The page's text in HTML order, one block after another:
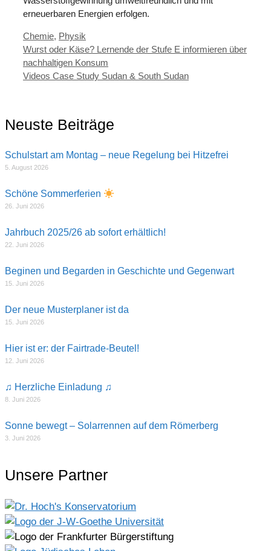
erneuerbaren Energien erfolgen.
Kategorien
Chemie, Physik
Wurst oder Käse? Lernende der Stufe E informieren über
nachhaltigen Konsum
Videos Case Study Sudan & South Sudan
Neuste Beiträge
Schulstart am Montag – neue Regelung bei Hitzefrei
5. August 2026
Schöne Sommerferien
26. Juni 2026
Jahrbuch 2025/26 ab sofort erhältlich!
22. Juni 2026
Beginen und Begarden in Geschichte und Gegenwart
15. Juni 2026
Der neue Musterplaner ist da
15. Juni 2026
Hier ist er: der Fairtrade-Beutel!
12. Juni 2026
♫ Herzliche Einladung ♫
8. Juni 2026
Sonne bewegt – Solarrennen auf dem Römerberg
3. Juni 2026
Unsere Partner